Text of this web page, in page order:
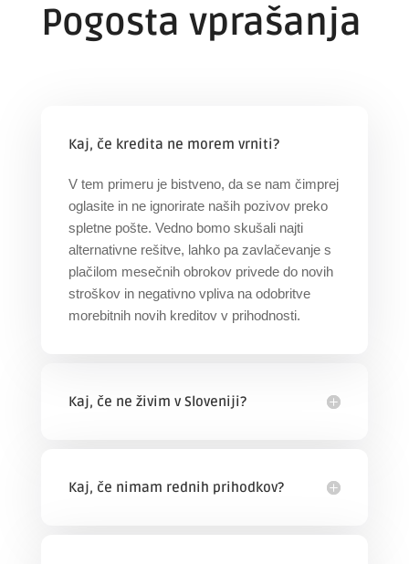
Pogosta vprašanja
Kaj, če kredita ne morem vrniti?
V tem primeru je bistveno, da se nam čimprej
oglasite in ne ignorirate naših pozivov preko
spletne pošte. Vedno bomo skušali najti
alternativne rešitve, lahko pa zavlačevanje s
plačilom mesečnih obrokov privede do novih
stroškov in negativno vpliva na odobritve
morebitnih novih kreditov v prihodnosti.
Kaj, če ne živim v Sloveniji?
Kaj, če nimam rednih prihodkov?